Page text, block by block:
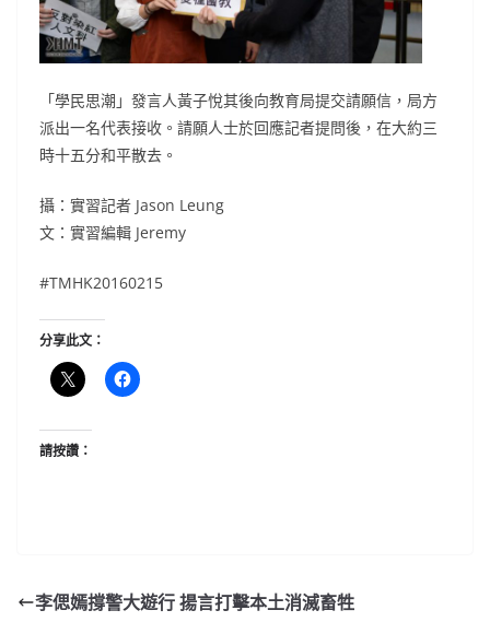
「學民思潮」發言人黃子悅其後向教育局提交請願信，局方
派出一名代表接收。請願人士於回應記者提問後，在大約三
時十五分和平散去。
攝：實習記者 Jason Leung
文：實習編輯 Jeremy
#TMHK20160215
分享此文：
請按讚：
李偲嫣撐警大遊行 揚言打擊本土消滅畜牲